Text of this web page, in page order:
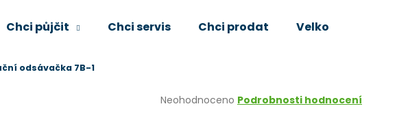
Chci půjčit Chci servis Chci prodat Velkoobchod
odsávačka 7B-1
Průměrné
Neohodnoceno Podrobnosti hodnocení
Co potřebujete najít?